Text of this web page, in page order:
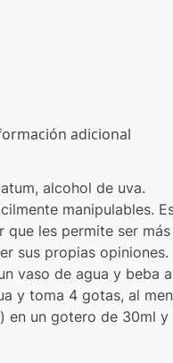
adicional
alcohol de uva.
manipulables.
les permite ser
sus propias opiniones.
vaso de agua y beba
y toma 4 gotas, al
un gotero de 30ml